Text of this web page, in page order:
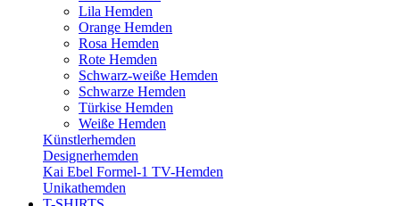
Lila Hemden
Orange Hemden
Rosa Hemden
Rote Hemden
Schwarz-weiße Hemden
Schwarze Hemden
Türkise Hemden
Weiße Hemden
Künstlerhemden
Designerhemden
Kai Ebel Formel-1 TV-Hemden
Unikathemden